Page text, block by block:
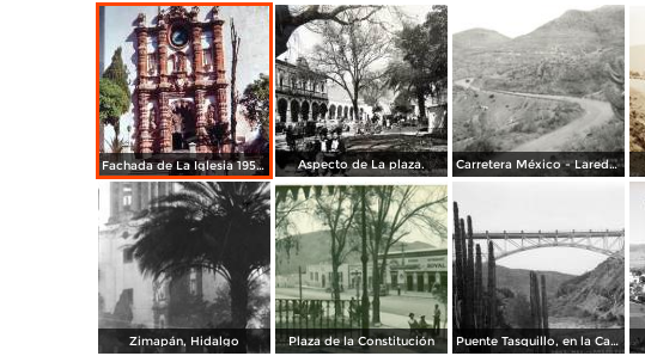
Fachada de La Iglesia 1950. Aspecto de La plaza. Carretera México - Laredo, tramo La Tranca
Zimapán, Hidalgo Plaza de la Constitución Puente Tasquillo, en la Carretera México a Laredo